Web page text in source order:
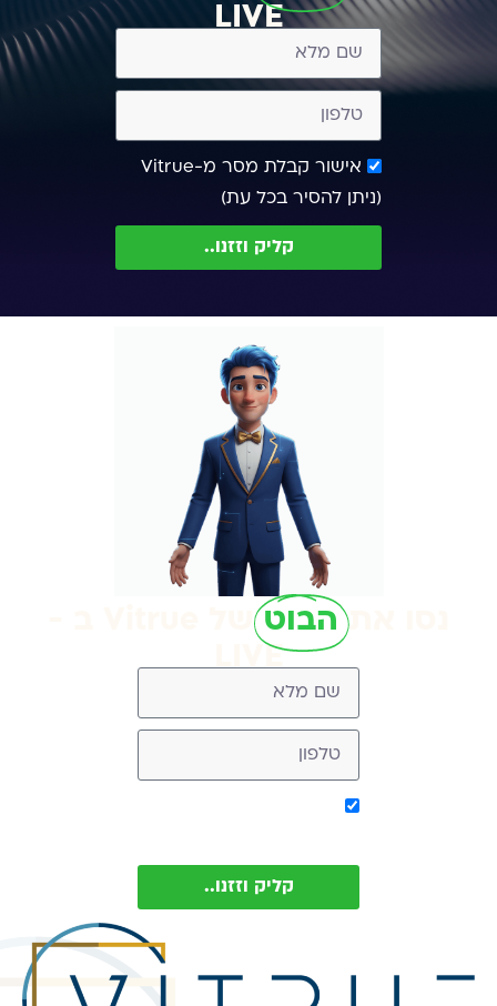
LIVE
אישור קבלת מסר מ-Vitrue
(ניתן להסיר בכל עת)
קליק וזזנו..
נסו את הבוט
LIVE
קליק וזזנו..